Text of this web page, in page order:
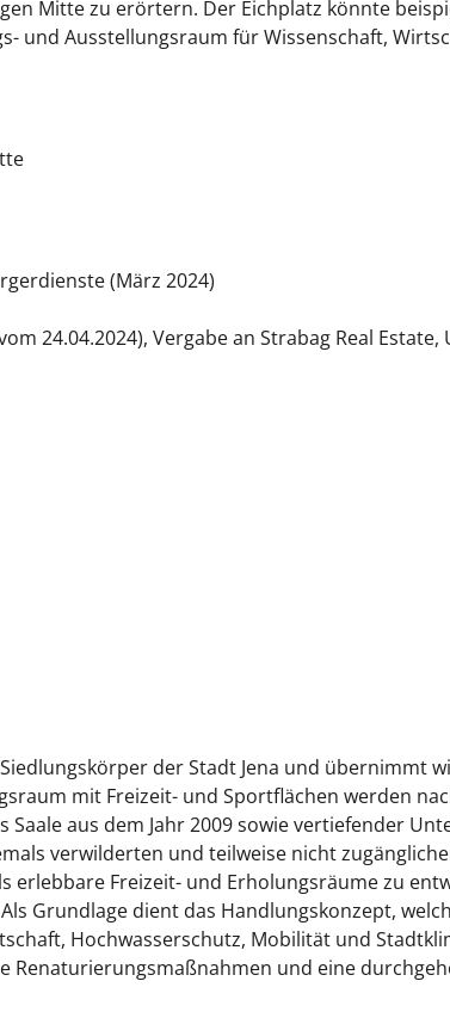
Mitte zu erörtern. Der Eichplatz könnte
und Ausstellungsraum für Wissenschaft,
(März 2024)
24.04.2024), Vergabe an Strabag Real
der Stadt Jena und übernimmt
mit Freizeit- und Sportflächen werden
aus dem Jahr 2009 sowie vertiefender
verwilderten und teilweise nicht
erlebbare Freizeit- und Erholungsräume zu
Grundlage dient das Handlungskonzept,
Hochwasserschutz, Mobilität und
Renaturierungsmaßnahmen und eine